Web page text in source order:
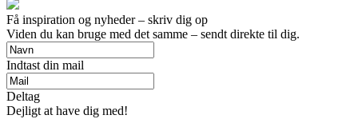
Få inspiration og nyheder – skriv dig op
Viden du kan bruge med det samme – sendt direkte til dig.
Indtast din mail
Deltag
Dejligt at have dig med!